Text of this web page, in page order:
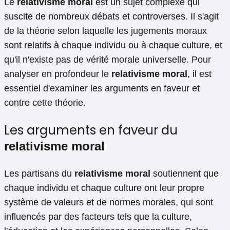
suscite de nombreux débats et controverses. Il s'agit
de la théorie selon laquelle les jugements moraux
sont relatifs à chaque individu ou à chaque culture, et
qu'il n'existe pas de vérité morale universelle. Pour
analyser en profondeur le relativisme moral, il est
essentiel d'examiner les arguments en faveur et
contre cette théorie.
Les arguments en faveur du
relativisme moral
Les partisans du relativisme moral soutiennent que
chaque individu et chaque culture ont leur propre
système de valeurs et de normes morales, qui sont
influencés par des facteurs tels que la culture,